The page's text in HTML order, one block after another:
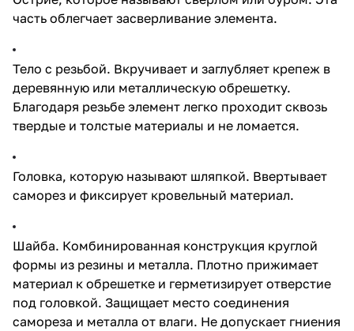
часть облегчает засверливание элемента.
Тело с резьбой. Вкручивает и заглубляет крепеж в
деревянную или металлическую обрешетку.
Благодаря резьбе элемент легко проходит сквозь
твердые и толстые материалы и не ломается.
Головка, которую называют шляпкой. Ввертывает
саморез и фиксирует кровельный материал.
Шайба. Комбинированная конструкция круглой
формы из резины и металла. Плотно прижимает
материал к обрешетке и герметизирует отверстие
под головкой. Защищает место соединения
самореза и металла от влаги. Не допускает гниения